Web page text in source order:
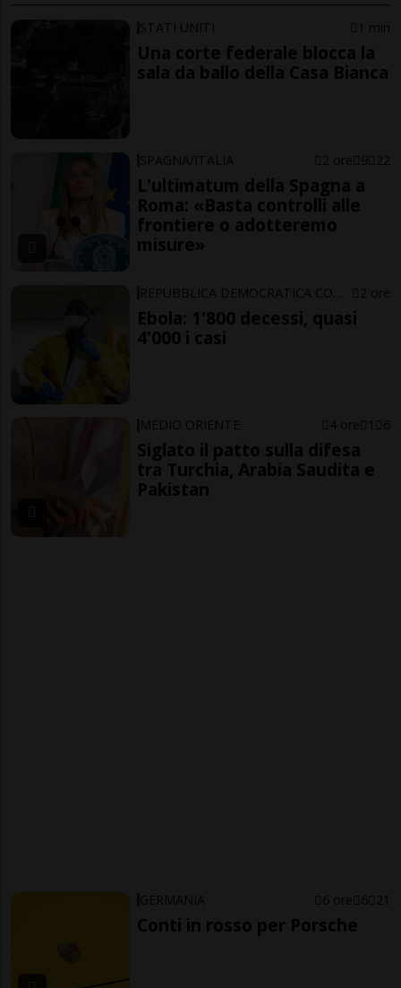
STATI UNITI 1 min
Una corte federale blocca la
sala da ballo della Casa Bianca
SPAGNA/ITALIA 2 ore 9 22
L'ultimatum della Spagna a
Roma: «Basta controlli alle
frontiere o adotteremo
misure»
2 ore
Ebola: 1'800 decessi, quasi
4'000 i casi
MEDIO ORIENTE 4 ore 1 6
Siglato il patto sulla difesa
tra Turchia, Arabia Saudita e
Pakistan
GERMANIA 6 ore 6 21
Conti in rosso per Porsche